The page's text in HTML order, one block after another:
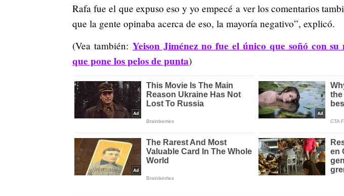
Rafa fue el que expuso eso y yo empecé a ver los comentarios
que la gente opinaba acerca de eso, la mayoría negativo”, explicó.
(Vea también: Yeison Jiménez no fue el único que soñó con su
que pone los pelos de punta)